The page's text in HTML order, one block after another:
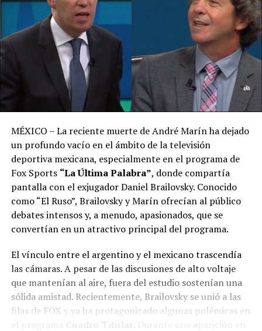
MÉXICO – La reciente muerte de André Marín ha dejado
un profundo vacío en el ámbito de la televisión
deportiva mexicana, especialmente en el programa de
Fox Sports “La Última Palabra”, donde compartía
pantalla con el exjugador Daniel Brailovsky. Conocido
como “El Ruso”, Brailovsky y Marín ofrecían al público
debates intensos y, a menudo, apasionados, que se
convertían en un atractivo principal del programa.
El vínculo entre el argentino y el mexicano trascendía
las cámaras. A pesar de las discusiones de alto voltaje
que mantenían al aire, fuera del estudio sostenían una
sólida amistad. Recientemente, Brailovsky se unió a las
filas de FOX y ya ha protagonizado algunas polémicas en